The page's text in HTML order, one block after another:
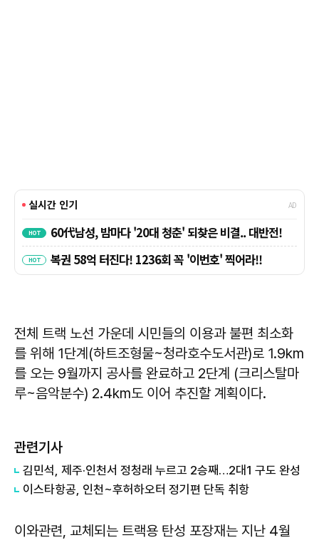
전체 트랙 노선 가운데 시민들의 이용과 불편 최소화
를 위해 1단계(하트조형물~청라호수도서관)로 1.9km
를 오는 9월까지 공사를 완료하고 2단계 (크리스탈마
루~음악분수) 2.4km도 이어 추진할 계획이다.
관련기사
김민석, 제주·인천서 정청래 누르고 2승째…2대1 구도 완성
이스타항공, 인천~후허하오터 정기편 단독 취항
이와관련, 교체되는 트랙용 탄성 포장재는 지난 4월